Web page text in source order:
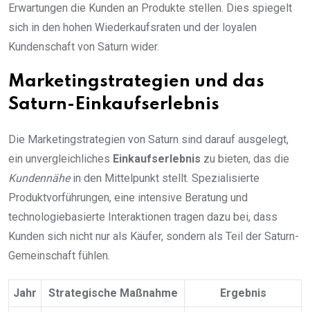
Erwartungen die Kunden an Produkte stellen. Dies spiegelt
sich in den hohen Wiederkaufsraten und der loyalen
Kundenschaft von Saturn wider.
Marketingstrategien und das
Saturn-Einkaufserlebnis
Die Marketingstrategien von Saturn sind darauf ausgelegt,
ein unvergleichliches Einkaufserlebnis zu bieten, das die
Kundennähein den Mittelpunkt stellt. Spezialisierte
Produktvorführungen, eine intensive Beratung und
technologiebasierte Interaktionen tragen dazu bei, dass
Kunden sich nicht nur als Käufer, sondern als Teil der Saturn-
Gemeinschaft fühlen.
Jahr Strategische Maßnahme Ergebnis